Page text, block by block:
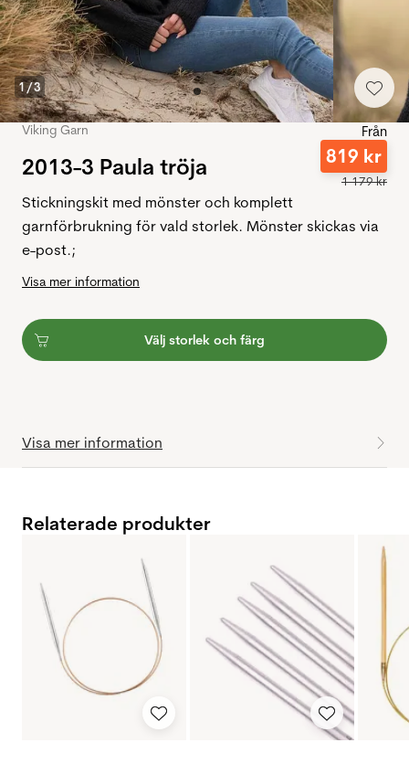
1/3
Viking Garn
2013-3 Paula tröja
Från
819 kr
1179kr
Stickningskit med mönster och komplett
garnförbrukning för vald storlek. Mönster skickas via
e-post.;
Visa mer information
Välj storlek och färg
Visa mer information
Relaterade produkter